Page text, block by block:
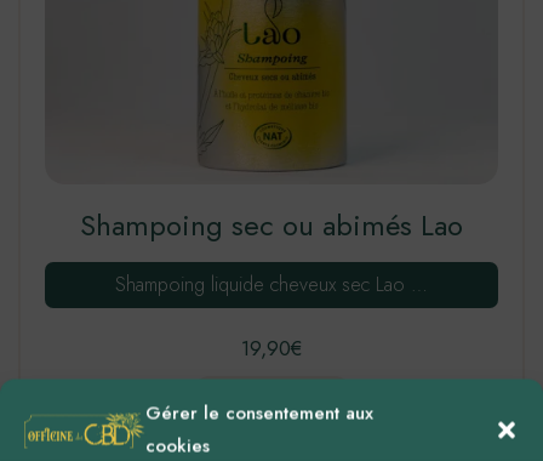
Gérer le consentement aux
cookies
Shampoing sec ou abimés Lao
Shampoing liquide cheveux sec Lao …
19,90€